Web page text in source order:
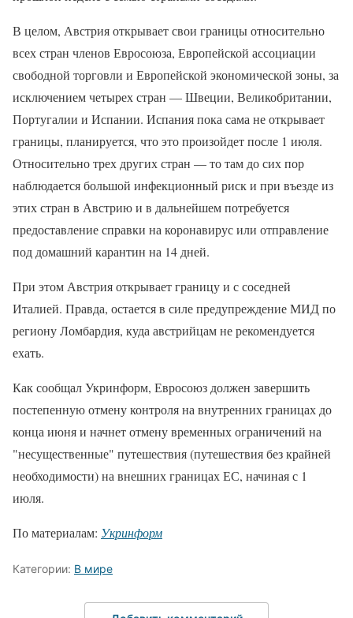
В целом, Австрия открывает свои границы относительно
всех стран членов Евросоюза, Европейской ассоциации
свободной торговли и Европейской экономической зоны, за
исключением четырех стран — Швеции, Великобритании,
Португалии и Испании. Испания пока сама не открывает
границы, планируется, что это произойдет после 1 июля.
Относительно трех других стран — то там до сих пор
наблюдается большой инфекционный риск и при въезде из
этих стран в Австрию и в дальнейшем потребуется
предоставление справки на коронавирус или отправление
под домашний карантин на 14 дней.
При этом Австрия открывает границу и с соседней
Италией. Правда, остается в силе предупреждение МИД по
региону Ломбардия, куда австрийцам не рекомендуется
ехать.
Как сообщал Укринформ, Евросоюз должен завершить
постепенную отмену контроля на внутренних границах до
конца июня и начнет отмену временных ограничений на
"несущественные" путешествия (путешествия без крайней
необходимости) на внешних границах ЕС, начиная с 1
июля.
По материалам: Укринформ
Категории: В мире